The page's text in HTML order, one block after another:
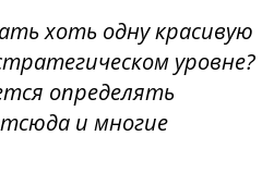
хоть одну красивую
уровне?
определять
и многие